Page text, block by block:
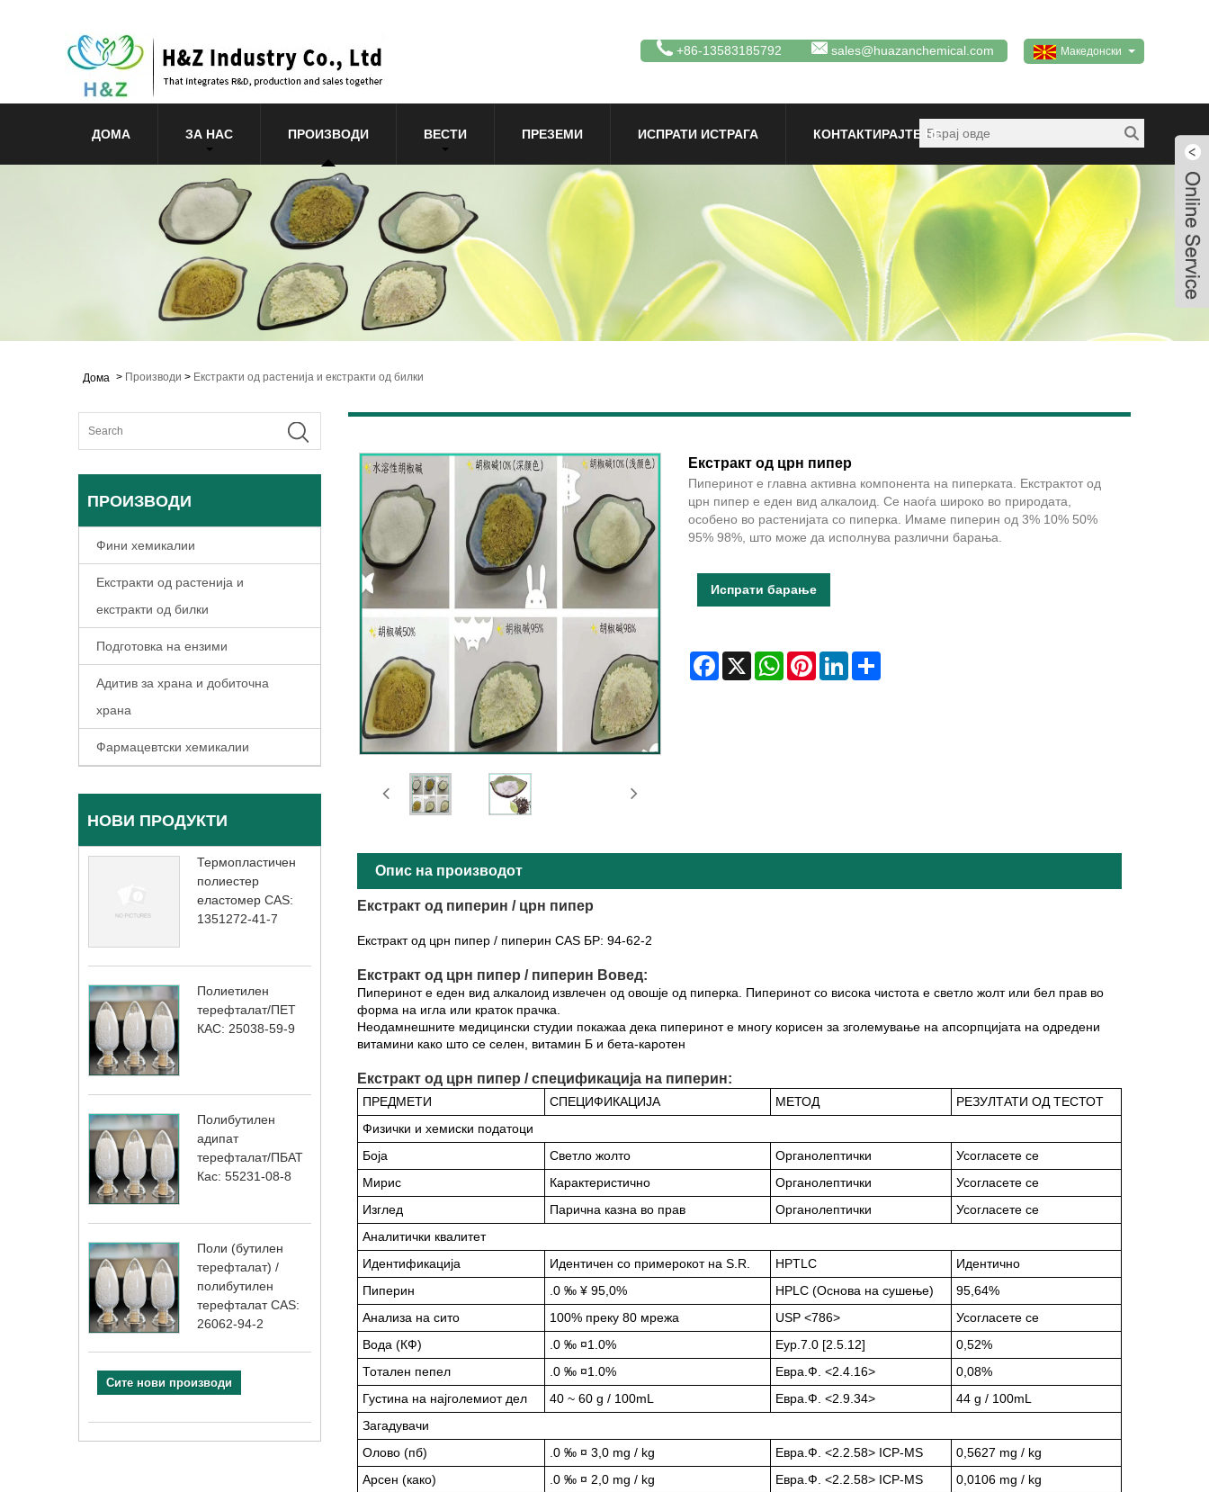
Македонски
+86-13583185792 sales@huazanchemical.com
ДОМА ЗА НАС ПРОИЗВОДИ ВЕСТИ ПРЕЗЕМИ ИСПРАТИ ИСТРАГА КОНТАКТИРАЈТЕ НЕ
Дома > Производи > Екстракти од растенија и екстракти од билки
ПРОИЗВОДИ
Фини хемикалии
Екстракти од растенија и
екстракти од билки
Подготовка на ензими
Адитив за храна и добиточна
храна
Фармацевтски хемикалии
НОВИ ПРОДУКТИ
Термопластичен
полиестер
еластомер CAS:
1351272-41-7
Полиетилен
терефталат/ПЕТ
КАС: 25038-59-9
Полибутилен
адипат
терефталат/ПБАТ
Кас: 55231-08-8
Поли (бутилен
терефталат) /
полибутилен
терефталат CAS:
26062-94-2
Сите нови производи
Екстракт од црн пипер
Пиперинот е главна активна компонента на пиперката. Екстрактот од
црн пипер е еден вид алкалоид. Се наоѓа широко во природата,
особено во растенијата со пиперка. Имаме пиперин од 3% 10% 50%
95% 98%, што може да исполнува различни барања.
Испрати барање
Facebook
X WhatsAppPinterestLinkedInShare
Опис на производот
Екстракт од пиперин / црн пипер
Екстракт од црн пипер / пиперин CAS БР: 94-62-2
Екстракт од црн пипер / пиперин Вовед:
Пиперинот е еден вид алкалоид извлечен од овошје од пиперка. Пиперинот со висока чистота е светло жолт или бел прав во
форма на игла или краток прачка.
Неодамнешните медицински студии покажаа дека пиперинот е многу корисен за зголемување на апсорпцијата на одредени
витамини како што се селен, витамин Б и бета-каротен
Екстракт од црн пипер / спецификација на пиперин:
ПРЕДМЕТИ СПЕЦИФИКАЦИЈА МЕТОД
РЕЗУЛТАТИ ОД ТЕСТОТ
Физички и хемиски податоци
Боја
Светло жолто Органолептички
Усогласете се
Мирис
Карактеристично Органолептички
Усогласете се
Изглед
Парична казна во прав Органолептички
Усогласете се
Аналитички квалитет
Идентификација
Идентичен со примерокот на S.R. HPTLC
Идентично
Пиперин
.0 ‰ ¥ 95,0% HPLC (Основа на сушење)
95,64%
Анализа на сито
100% преку 80 мрежа USP <786>
Усогласете се
Вода (КФ)
.0 ‰ ¤1.0% Еур.7.0 [2.5.12]
0,52%
Тотален пепел
.0 ‰ ¤1.0% Евра.Ф. <2.4.16>
0,08%
Густина на најголемиот дел
40 ~ 60 g / 100mL Евра.Ф. <2.9.34>
44 g / 100mL
Загадувачи
Олово (пб)
.0 ‰ ¤ 3,0 mg / kg Евра.Ф. <2.2.58> ICP-MS
0,5627 mg / kg
Арсен (како)
.0 ‰ ¤ 2,0 mg / kg Евра.Ф. <2.2.58> ICP-MS
0,0106 mg / kg